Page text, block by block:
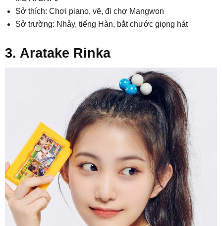
Sở thích: Chơi piano, vẽ, đi chợ Mangwon
Sở trường: Nhảy, tiếng Hàn, bắt chước giọng hát
3. Aratake Rinka